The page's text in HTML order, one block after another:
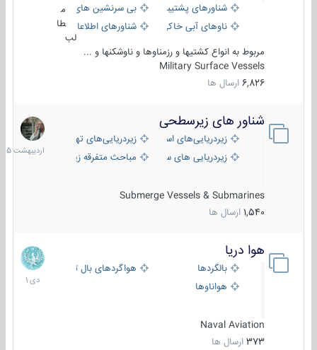
شناورهای پشتیبانی
بی سرنشین های دریایی
ناوهای آبی خاکی و نیروبرشناورهای اطلاعاتی و جاسوسی
طا
لب
مربوط به انواع کشتیها و رزمناوها و ناوشکنها و ...
Military Surface Vessels
6,826 ارسال ها
شناور های زیرسطحی
زیردریایی‌های استراتژیکزیردریایی‌های تهاجمی
زیردریایی های سبک
مباحث متفرقه زیرسطحی
Submerge Vessels & Submarines
1,540 ارسال ها
31
1405
هوا دریا
بالگردها
هواگردهای بال ثابت
هواناوها
Naval Aviation
373 ارسال ها
12
دی
1401